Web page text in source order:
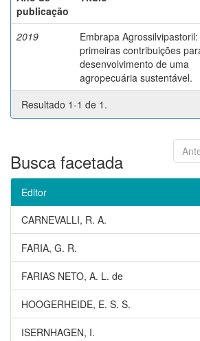
publicação
2019
Embrapa Agrossilvipastoril:
primeiras contribuições
desenvolvimento de uma
agropecuária sustentável.
Resultado 1-1 de 1.
Busca facetada
Editor
CARNEVALLI, R. A.
FARIA, G. R.
FARIAS NETO, A. L. de
HOOGERHEIDE, E. S. S.
ISERNHAGEN, I.